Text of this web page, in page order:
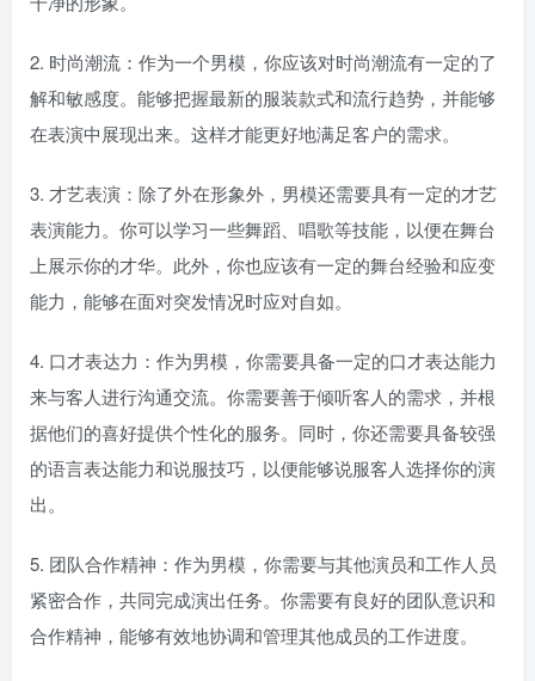
2. 时尚潮流：作为一个男模，你应该对时尚潮流有一定的了
解和敏感度。能够把握最新的服装款式和流行趋势，并能够
在表演中展现出来。这样才能更好地满足客户的需求。
3. 才艺表演：除了外在形象外，男模还需要具有一定的才艺
表演能力。你可以学习一些舞蹈、唱歌等技能，以便在舞台
上展示你的才华。此外，你也应该有一定的舞台经验和应变
能力，能够在面对突发情况时应对自如。
4. 口才表达力：作为男模，你需要具备一定的口才表达能力
来与客人进行沟通交流。你需要善于倾听客人的需求，并根
据他们的喜好提供个性化的服务。同时，你还需要具备较强
的语言表达能力和说服技巧，以便能够说服客人选择你的演
出。
5. 团队合作精神：作为男模，你需要与其他演员和工作人员
紧密合作，共同完成演出任务。你需要有良好的团队意识和
合作精神，能够有效地协调和管理其他成员的工作进度。